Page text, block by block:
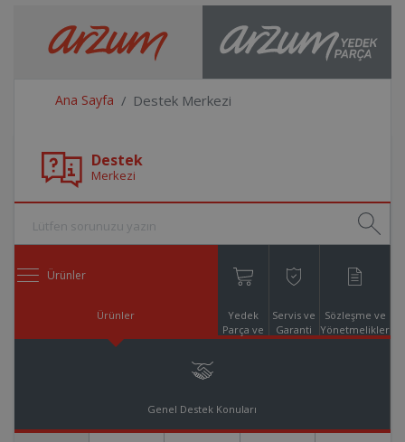
Ana Sayfa Destek Merkezi
Destek
Merkezi
Ürünler
Ürünler
Yedek
Parça ve
Servis ve
Garanti
Sözleşme ve
Yönetmelikler
Genel Destek Konuları